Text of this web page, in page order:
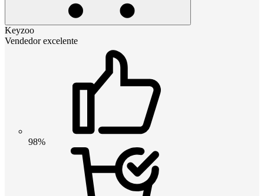
Keyzoo
Vendedor excelente
98%